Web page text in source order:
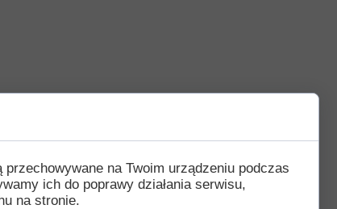
na Twoim urządzeniu podczas
ich do poprawy działania serwisu,
na stronie.